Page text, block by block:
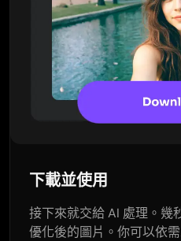
下載並使用
接下來就交給 AI 處理。幾
優化後的圖片。你可以依